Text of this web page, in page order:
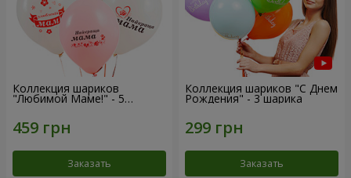
Коллекция шариков
"Любимой Маме!" - 5
Заказать
Коллекция шариков "С Днем
Рождения" - 3 шарика
Заказать